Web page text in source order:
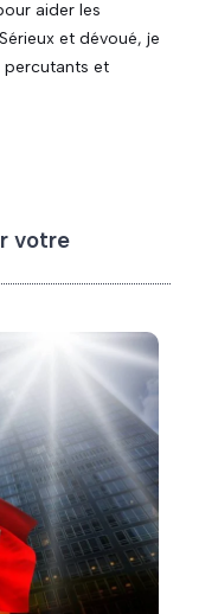
aider les
et dévoué, je
percutants et
votre